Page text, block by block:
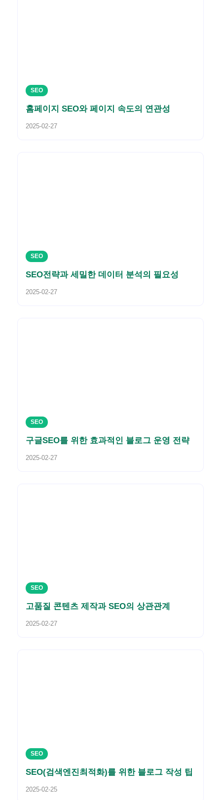
SEO
홈페이지 SEO와 페이지 속도의 연관성
2025-02-27
SEO
SEO전략과 세밀한 데이터 분석의 필요성
2025-02-27
SEO
구글SEO를 위한 효과적인 블로그 운영 전략
2025-02-27
SEO
고품질 콘텐츠 제작과 SEO의 상관관계
2025-02-27
SEO
SEO(검색엔진최적화)를 위한 블로그 작성 팁
2025-02-25